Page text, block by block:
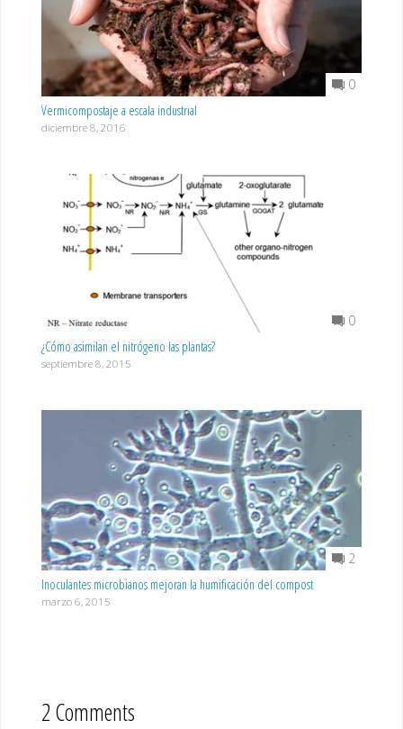
0
Vermicompostaje a escala industrial
diciembre 8, 2016
0
¿Cómo asimilan el nitrógeno las plantas?
septiembre 8, 2015
2
Inoculantes microbianos mejoran la humificación del compost
marzo 6, 2015
2 Comments